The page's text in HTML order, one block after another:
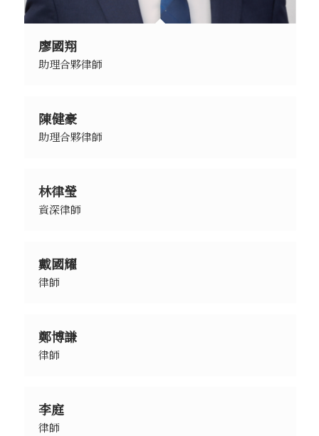
廖國翔
助理合夥律師
陳健豪
助理合夥律師
林律瑩
資深律師
戴國耀
律師
鄭博謙
律師
李庭
律師